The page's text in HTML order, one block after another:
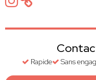
Rapide Sans